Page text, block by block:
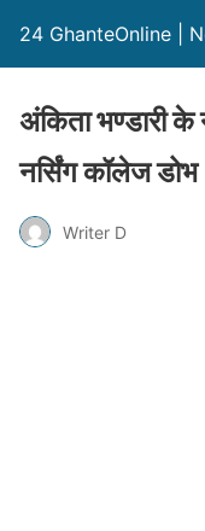
24 GhanteOnline |
अंकिता भण्डारी के
नर्सिंग कॉलेज
Writer D